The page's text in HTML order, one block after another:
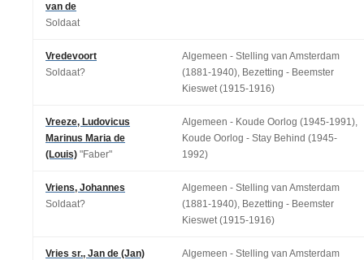
van de
Soldaat
Vredevoort
Soldaat?
Algemeen - Stelling van Amsterdam
(1881-1940), Bezetting - Beemster
Kieswet (1915-1916)
Vreeze, Ludovicus
Marinus Maria de
(Louis) "Faber"
Algemeen - Koude Oorlog (1945-1991),
Koude Oorlog - Stay Behind (1945-
1992)
Vriens, Johannes
Soldaat?
Algemeen - Stelling van Amsterdam
(1881-1940), Bezetting - Beemster
Kieswet (1915-1916)
Vries sr., Jan de (Jan)
Algemeen - Stelling van Amsterdam